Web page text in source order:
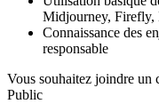
Midjourney, Firefly,
Connaissance des
responsable
Vous souhaitez joindre un
Public